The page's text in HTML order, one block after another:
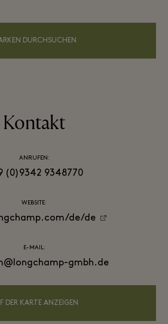
DURCHSUCHEN
Kontakt
ANRUFEN:
(0)9342 9348770
WEBSITE:
de/de
E-MAIL:
gmbh.de
DER KARTE ANZEIGEN